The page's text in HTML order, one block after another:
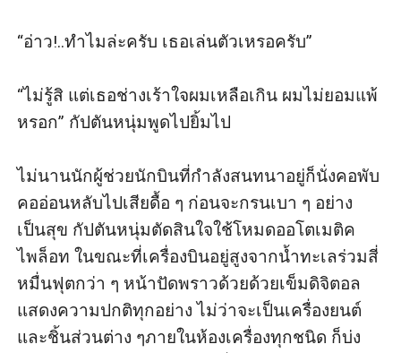
“อ่าว!..ทำไมล่ะครับ เธอเล่นตัวเหรอครับ”
“ไม่รู้สิ แต่เธอช่างเร้าใจผมเหลือเกิน ผมไม่ยอมแพ้
หรอก” กัปตันหนุ่มพูดไปยิ้มไป
ไม่นานนักผู้ช่วยนักบินที่กำลังสนทนาอยู่ก็นั่งคอพับ
คออ่อนหลับไปเสียดื้อ ๆ ก่อนจะกรนเบา ๆ อย่าง
เป็นสุข กัปตันหนุ่มตัดสินใจใช้โหมดออโตเมติค
ไพล็อท ในขณะที่เครื่องบินอยู่สูงจากน้ำทะเลร่วมสี่
หมื่นฟุตกว่า ๆ หน้าปัดพราวด้วยด้วยเข็มดิจิตอล
แสดงความปกติทุกอย่าง ไม่ว่าจะเป็นเครื่องยนต์
และชิ้นส่วนต่าง ๆภายในห้องเครื่องทุกชนิด ก็บ่ง